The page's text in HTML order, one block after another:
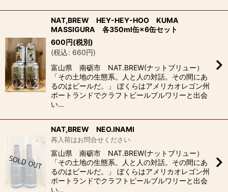
NAT,BREW HEY-HEY-HOO KUMA
MASSIGURA 各350ml缶×6缶セット
600円(税別)
(税込: 660円)
富山県 南砺市 NAT.BREW(ナットブリュー）
「その土地の生態系。人と人の対話。その間にあ
るのはビールだ。」 ぼくらはアメリカオレゴン州
ポートランドでクラフトビールブルワリーと出会
い…
NAT,BREW NEO.INAMI
再入荷はお問合せください
富山県 南砺市 NAT.BREW(ナットブリュー）
「その土地の生態系。人と人の対話。その間にあ
るのはビールだ。」 ぼくらはアメリカオレゴン州
ポートランドでクラフトビールブルワリーと出会
い…